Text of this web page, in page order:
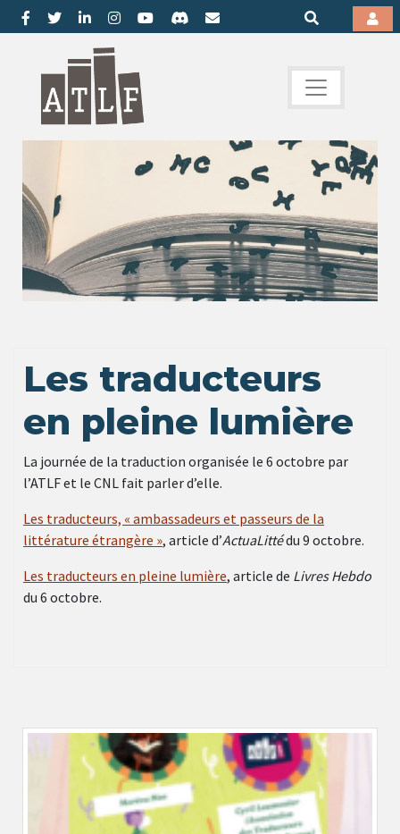
Les traducteurs
en pleine lumière
La journée de la traduction organisée le 6 octobre par
l’ATLF et le CNL fait parler d’elle.
Les traducteurs, « ambassadeurs et passeurs de la
littérature étrangère », article d’ActuaLittédu 9 octobre.
Les traducteurs en pleine lumière, article de Livres Hebdo
du 6 octobre.